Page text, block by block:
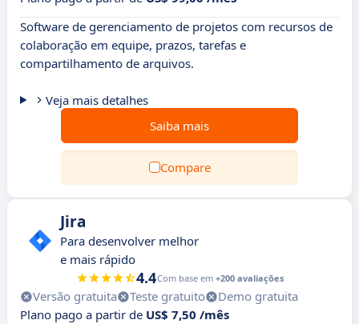
Software de gerenciamento de projetos com recursos de
colaboração em equipe, prazos, tarefas e
compartilhamento de arquivos.
Veja mais detalhes
Saiba mais
Compare
Jira
Para desenvolver melhor
e mais rápido
4.4Com base em +200 avaliações
Versão gratuita Teste gratuito
Demo gratuita
Plano pago a partir de US$ 7,50 /mês